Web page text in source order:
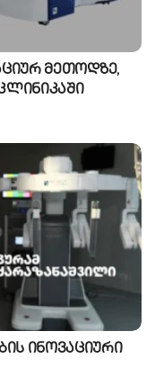
მეთოდზე,
ინოვაციური